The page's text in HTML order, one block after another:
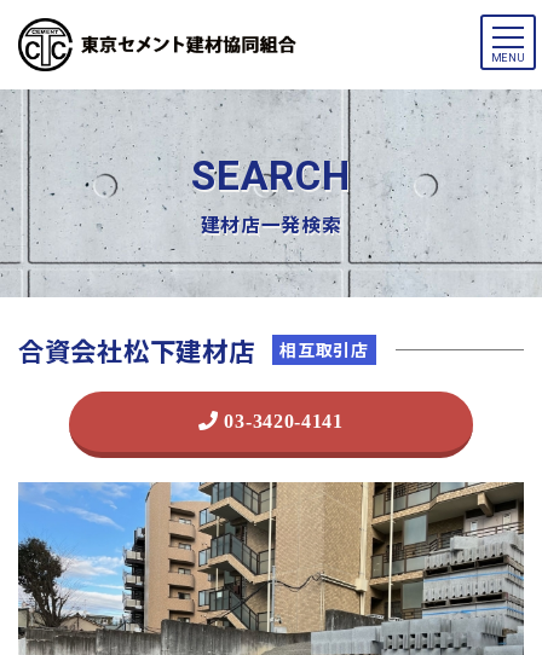
SEARCH
建材店一発検索
合資会社松下建材店 相互取引店
03-3420-4141
メ
ュ
ー
MENU